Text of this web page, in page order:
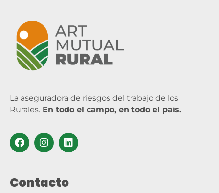
La aseguradora de riesgos del trabajo de los
Rurales. En todo el campo, en todo el país.
Contacto